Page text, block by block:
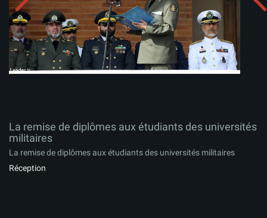
Télécharger l'album:
La remise de diplômes aux étudiants des universités
militaires
La remise de diplômes aux étudiants des universités militaires
Réception